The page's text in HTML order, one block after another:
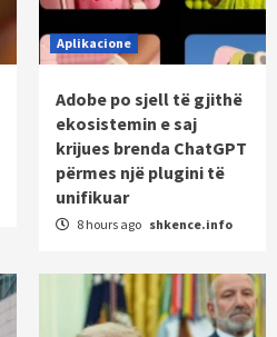
Aplikacione
Adobe po sjell të gjithë
ekosistemin e saj
krijues brenda ChatGPT
përmes një plugini të
unifikuar
8 hours ago shkence.info